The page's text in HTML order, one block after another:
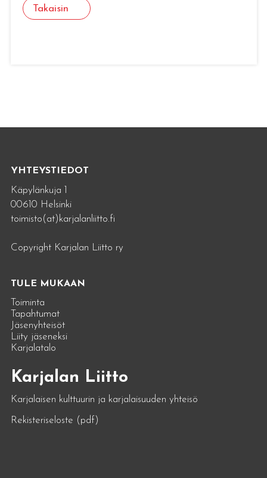
Takaisin
YHTEYSTIEDOT
Käpylänkuja 1
00610 Helsinki
toimisto(at)karjalanliitto.fi
Copyright Karjalan Liitto ry
TULE MUKAAN
Toiminta
Tapahtumat
Jäsenyhteisöt
Liity jäseneksi
Karjalatalo
Karjalan Liitto
Karjalaisen kulttuurin ja karjalaisuuden yhteisö
Rekisteriseloste (pdf)